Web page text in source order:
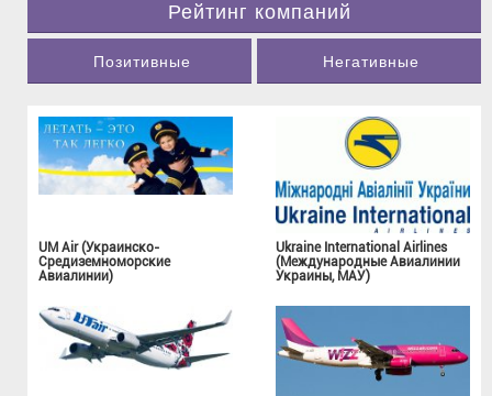
Рейтинг компаний
Позитивные Негативные
UM Air (Украинско-
Средиземноморские
Авиалинии)
Ukraine International Airlines
(Международные Авиалинии
Украины, МАУ)